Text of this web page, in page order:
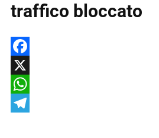
traffico bloccato
Facebook
X
WhatsApp